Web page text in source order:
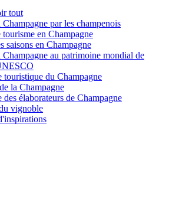
tout
Champagne par les champenois
tourisme en Champagne
saisons en Champagne
Champagne au patrimoine mondial de
touristique du Champagne
la Champagne
des élaborateurs de Champagne
vignoble